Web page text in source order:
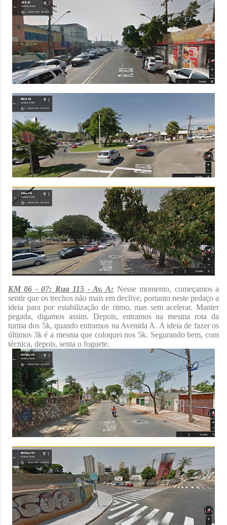
KM 06 - 07: Rua 115 - Av. A: Nesse momento, começamos a
sentir que os trechos não mais em declive, portanto neste pedaço a
ideia para por estabilização de ritmo, mas sem acelerar. Manter
pegada, digamos assim. Depois, entramos na mesma rota da
turma dos 5k, quando entramos na Avenida A. A ideia de fazer os
últimos 3k é a mesma que coloquei nos 5k. Segurando bem, com
técnica, depois, senta o foguete.